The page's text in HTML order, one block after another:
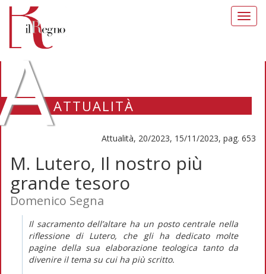
ATTUALITÀ
Attualità, 20/2023, 15/11/2023, pag. 653
M. Lutero, Il nostro più
grande tesoro
Domenico Segna
Il sacramento dell’altare ha un posto centrale nella
riflessione di Lutero, che gli ha dedicato molte
pagine della sua elaborazione teologica tanto da
divenire iltema su cui ha più scritto.